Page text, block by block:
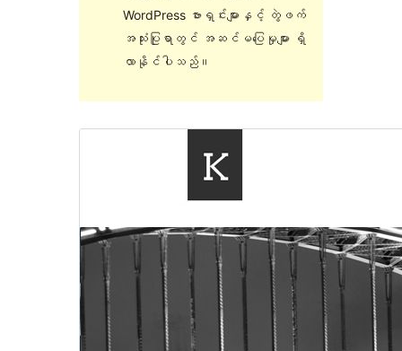
WordPress ဗားရှင်းများနှင့် တွဲဖက်
အသုံးပြုရာတွင် အဆင်မပြေမှုများ ရှိ
လာနိုင်ပါသည်။